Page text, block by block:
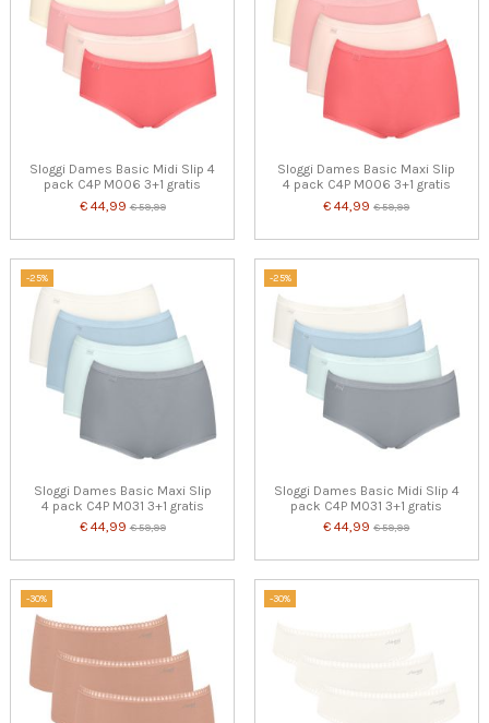
Sloggi Dames Basic Midi Slip 4
pack C4P M006 3+1 gratis
€ 44,99€ 59,99
Sloggi Dames Basic Maxi Slip
4 pack C4P M006 3+1 gratis
€ 44,99€ 59,99
-25%
Sloggi Dames Basic Maxi Slip
4 pack C4P M031 3+1 gratis
€ 44,99€ 59,99
-25%
Sloggi Dames Basic Midi Slip 4
pack C4P M031 3+1 gratis
€ 44,99€ 59,99
-30% -30%